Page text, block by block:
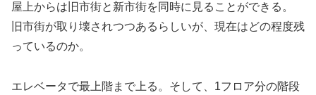
屋上からは旧市街と新市街を同時に見ることができる。
旧市街が取り壊されつつあるらしいが、現在はどの程度残
っているのか。
エレベータで最上階まで上る。そして、1フロア分の階段